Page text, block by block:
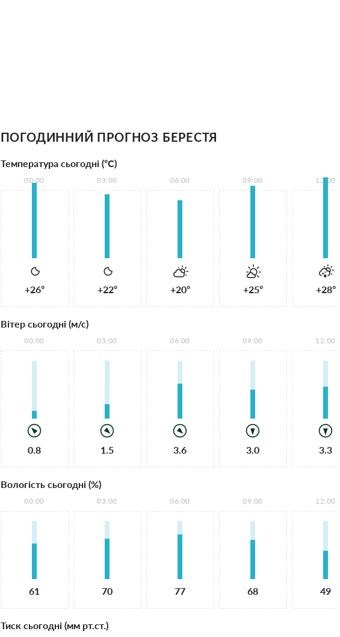
ПОГОДИННИЙ ПРОГНОЗ БЕРЕСТЯ
Температура сьогодні (°С)
00:00
+26°
03:00
+22°
06:00
+20°
09:00
+25°
12:00
+28°
Вітер сьогодні (м/с)
00:00
0.8
03:00
1.5
06:00
3.6
09:00
3.0
12:00
3.3
Вологість сьогодні (%)
00:00
61
03:00
70
06:00
77
09:00
68
12:00
49
Тиск сьогодні (мм рт.ст.)